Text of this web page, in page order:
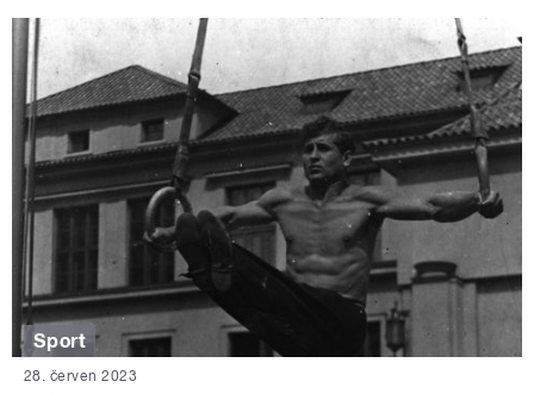
Sport
28. červen 2023